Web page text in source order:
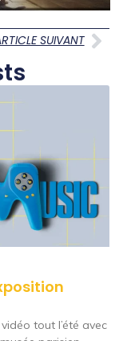
SUIVANT
tout l’été avec